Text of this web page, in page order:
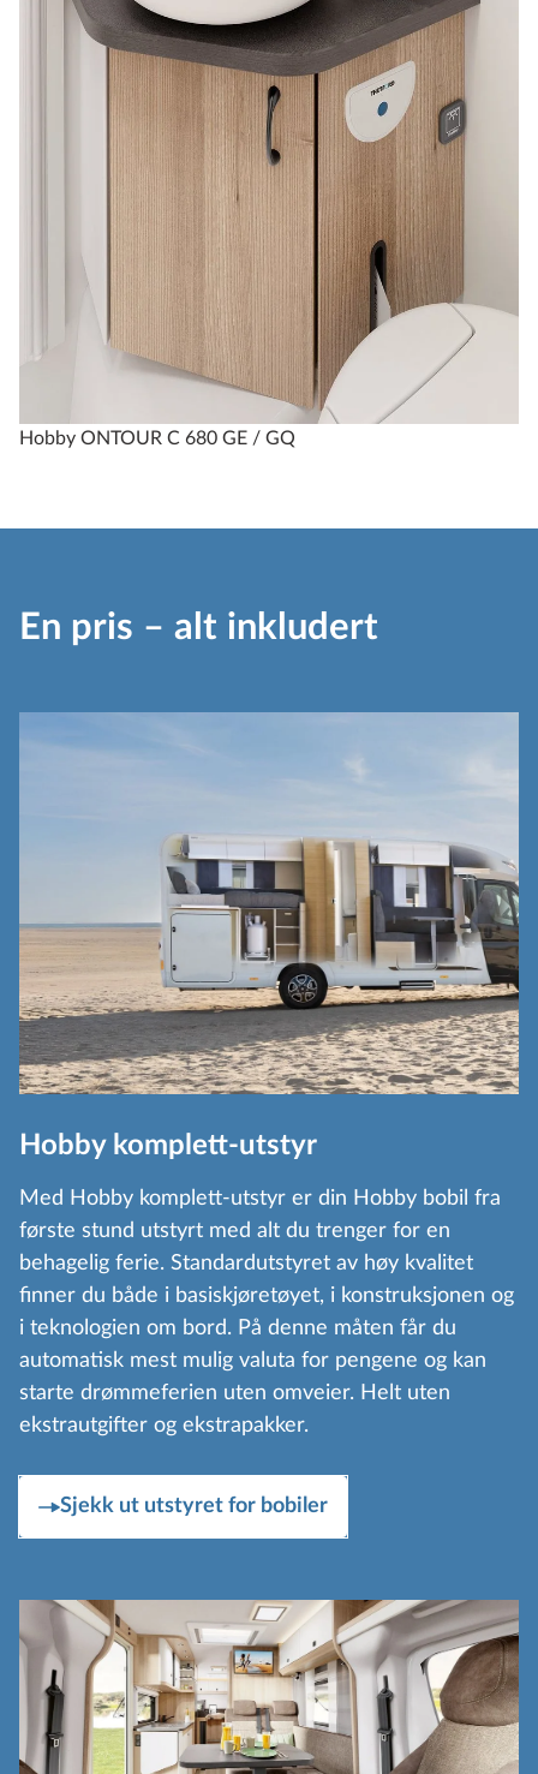
Hobby ONTOUR C 680 GE / GQ
En pris – alt inkludert
Hobby komplett-utstyr
Med Hobby komplett-utstyr er din Hobby bobil fra
første stund utstyrt med alt du trenger for en
behagelig ferie. Standardutstyret av høy kvalitet
finner du både i basiskjøretøyet, i konstruksjonen og
i teknologien om bord. På denne måten får du
automatisk mest mulig valuta for pengene og kan
starte drømmeferien uten omveier. Helt uten
ekstrautgifter og ekstrapakker.
Sjekk ut utstyret for bobiler